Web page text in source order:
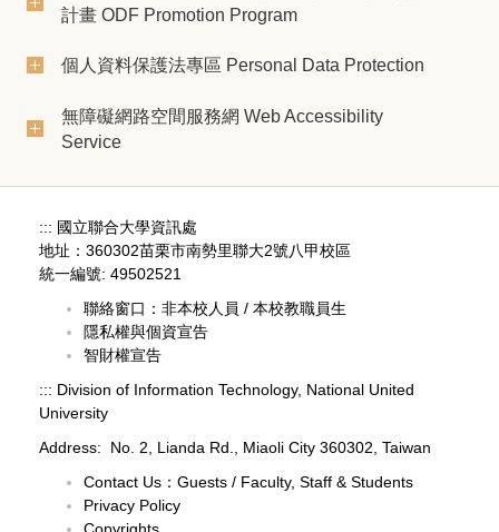
計畫 ODF Promotion Program
個人資料保護法專區 Personal Data Protection
無障礙網路空間服務網 Web Accessibility
Service
::: 國立聯合大學資訊處
地址：360302苗栗市南勢里聯大2號八甲校區
統一編號: 49502521
聯絡窗口： 非本校人員 / 本校教職員生
隱私權與個資宣告
智財權宣告
::: Division of Information Technology, National United
University
Address: No. 2, Lianda Rd., Miaoli City 360302, Taiwan
Contact Us： Guests / Faculty, Staff & Students
Privacy Policy